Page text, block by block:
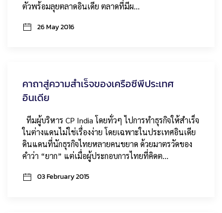
ตัวพร้อมลุยตลาดอินเดีย ตลาดที่มีผ…
26 May 2016
คาถาสู่ความสำเร็จของเครือซีพีประเทศ
อินเดีย
ทีมผู้บริหาร CP India โดยทั่วๆ ไปการทำธุรกิจให้สำเร็จ
ในต่างแดนไม่ใช่เรื่องง่าย โดยเฉพาะในประเทศอินเดีย
ดินแดนที่นักธุรกิจไทยหลายคนขยาด ด้วยมาตรวัดของ
คำว่า “ยาก” แต่เมื่อผู้ประกอบการไทยที่คิดต…
03 February 2015